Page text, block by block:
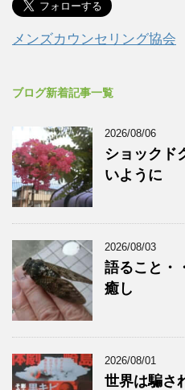
メンズカウンセリング協会
ブログ新着記事一覧
2026/08/06
ショックド
いように
2026/08/03
語ること・
癒し
2026/08/01
世界は騙さ